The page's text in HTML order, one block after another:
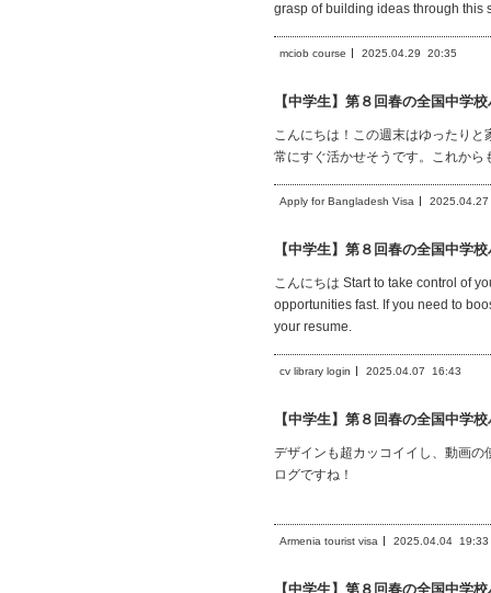
grasp of building ideas through this
mciob course 2025.04.29 20:35
【中学生】第８回春の全国中学
こんにちは！この週末はゆったり
常にすぐ活かせそうです。これか
Apply for Bangladesh Visa 2025.04.27
【中学生】第８回春の全国中学
こんにちは Start to take control of
opportunities fast. If you need to
your resume.
cv library login 2025.04.07 16:43
【中学生】第８回春の全国中学
デザインも超カッコイイし、動画
ログですね！
Armenia tourist visa 2025.04.04 19:33
【中学生】第８回春の全国中学